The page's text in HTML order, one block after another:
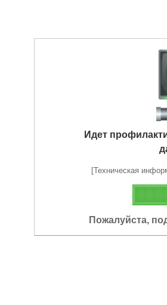
Идет
[Техническая
Пожалуйста,